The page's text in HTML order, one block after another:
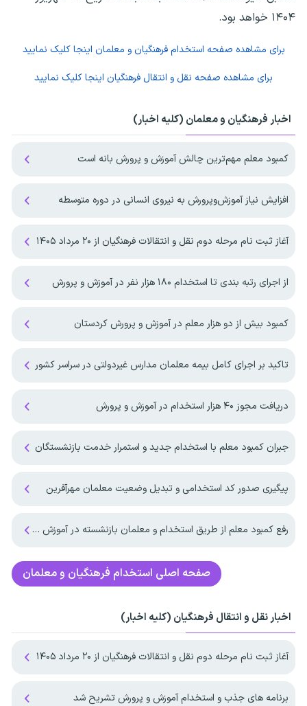
۱۴۰۴ خواهد بود.
برای مشاهده صفحه استخدام فرهنگیان و معلمان اینجا کلیک نمایید
برای مشاهده صفحه نقل و انتقال فرهنگیان اینجا کلیک نمایید
اخبار فرهنگیان و معلمان (کلیه اخبار)
کمبود معلم مهم‌ترین چالش آموزش و پرورش بانه است
افزایش نیاز آموزش‌وپرورش به نیروی انسانی در دوره متوسطه
آغاز ثبت نام مرحله دوم نقل و انتقالات فرهنگیان از ۲۰ مرداد ۱۴۰۵
از اجرای رتبه بندی تا استخدام ۱۸۰ هزار نفر در آموزش و پرورش
کمبود بیش از دو هزار معلم در آموزش و پرورش کردستان
تاکید بر اجرای کامل بیمه معلمان مدارس غیردولتی در سراسر کشور
دریافت مجوز ۴۰ هزار استخدام در آموزش و پرورش
جبران کمبود معلم با استخدام جدید و استمرار خدمت بازنشستگان
پیگیری صدور کد استخدامی و تبدیل وضعیت معلمان مهرآفرین
رفع کمبود معلم از طریق استخدام و معلمان بازنشسته در آموزش و پرورش
صفحه اصلی استخدام فرهنگیان و معلمان
اخبار نقل و انتقال فرهنگیان (کلیه اخبار)
آغاز ثبت نام مرحله دوم نقل و انتقالات فرهنگیان از ۲۰ مرداد ۱۴۰۵
برنامه های جذب و استخدام آموزش و پرورش تشریح شد